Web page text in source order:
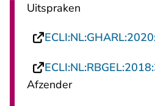
Uitspraken
Afzender